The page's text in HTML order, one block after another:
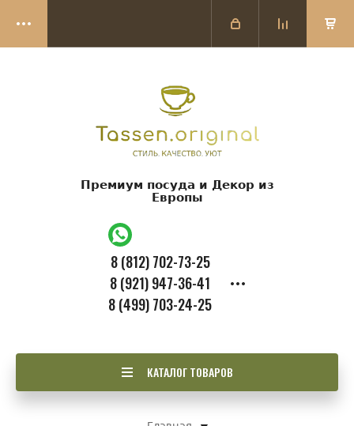
Премиум посуда и Декор из
Европы
8 (812) 702-73-25
8 (921) 947-36-41
8 (499) 703-24-25
КАТАЛОГ ТОВАРОВ